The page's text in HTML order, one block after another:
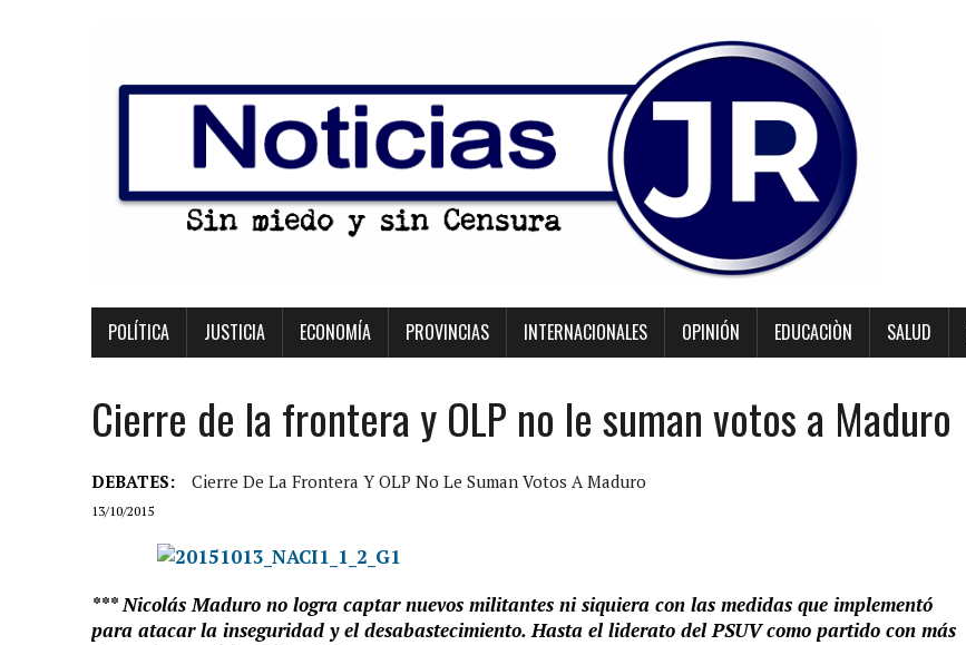
POLÍTICA JUSTICIA ECONOMÍA PROVINCIAS INTERNACIONALES OPINIÓN EDUCACIÒN SALUD
Cierre de la frontera y OLP no le suman votos a Maduro
DEBATES: Cierre De La Frontera Y OLP No Le Suman Votos A Maduro
13/10/2015
*** Nicolás Maduro no logra captar nuevos militantes ni siquiera con las medidas que implementó
para atacar la inseguridad y el desabastecimiento. Hasta el liderato del PSUV como partido con más